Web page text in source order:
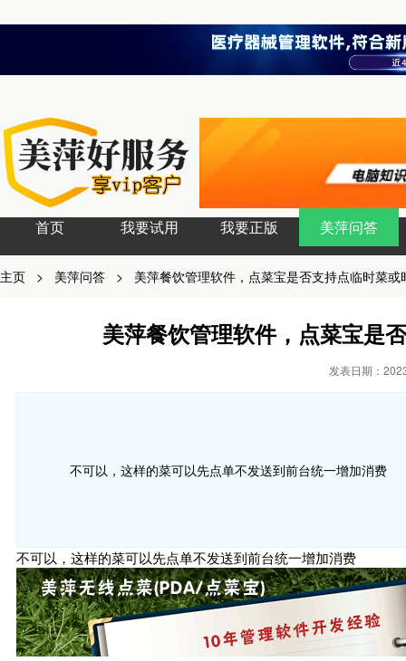
首页 我要试用 我要正版 美萍问答
主页 > 美萍问答 > 美萍餐饮管理软件，点菜宝是否支持点临时菜或
美萍餐饮管理软件，点菜宝是
发表日期：
不可以，这样的菜可以先点单不发送到前台统一增加消费
不可以，这样的菜可以先点单不发送到前台统一增加消费